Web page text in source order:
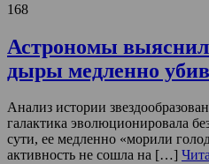
168
Астрономы
дыры медленно
Анализ истории
галактика эволюционировала
сути, ее медленно «морили
активность не сошла на […]